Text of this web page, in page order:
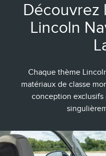
Découvrez
Lincoln
Chaque thème
matériaux de classe
conception exclusifs